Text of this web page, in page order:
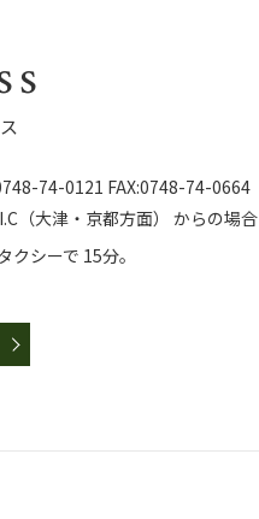
74-0121 FAX:0748-74-0664
（大津・京都方面） からの場合
クシーで 15分。